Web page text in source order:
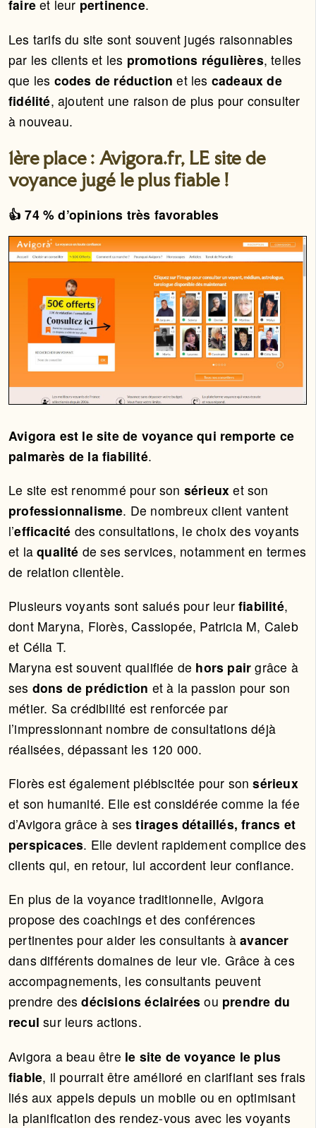
faire et leur pertinence.
Les tarifs du site sont souvent jugés raisonnables
par les clients et les promotions régulières, telles
que les codes de réduction et les cadeaux de
fidélité, ajoutent une raison de plus pour consulter
à nouveau.
1ère place : Avigora.fr, LE site de
voyance jugé le plus fiable !
👍 74 % d’opinions très favorables
Avigora est le site de voyance qui remporte ce
palmarès de la fiabilité.
Le site est renommé pour son sérieux et son
professionnalisme. De nombreux client vantent
l’efficacité des consultations, le choix des voyants
et laqualité de ses services, notamment en termes
de relation clientèle.
Plusieurs voyants sont salués pour leur fiabilité,
dont Maryna, Florès, Cassiopée, Patricia M, Caleb
et Célia T.
Maryna est souvent qualifiée de hors pair grâce à
ses dons de prédiction et à la passion pour son
métier. Sa crédibilité est renforcée par
l’impressionnant nombre de consultations déjà
réalisées, dépassant les 120 000.
Florès est également plébiscitée pour sonsérieux
et son humanité. Elle est considérée comme la fée
d’Avigora grâce à sestirages détaillés, francs et
perspicaces. Elle devient rapidement complice des
clients qui, en retour, lui accordent leur confiance.
En plus de la voyance traditionnelle, Avigora
propose des coachings et des conférences
pertinentes pour aider les consultants àavancer
dans différents domaines de leur vie. Grâce à ces
accompagnements, les consultants peuvent
prendre desdécisions éclairées ou prendre du
recul sur leurs actions.
Avigora a beau être le site de voyance le plus
fiable, il pourrait être amélioré en clarifiant ses frais
liés aux appels depuis un mobile ou en optimisant
la planification des rendez-vous avec les voyants